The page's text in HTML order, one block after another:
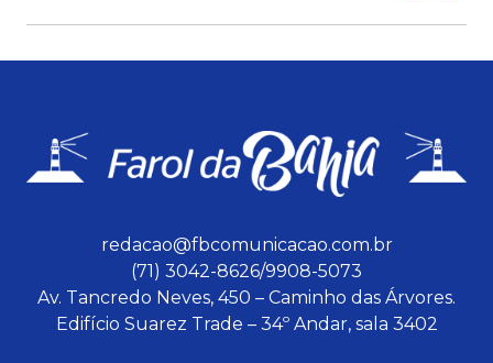
redacao@fbcomunicacao.com.br
(71) 3042-8626/9908-5073
Av. Tancredo Neves, 450 – Caminho das Árvores.
Edifício Suarez Trade – 34º Andar, sala 3402